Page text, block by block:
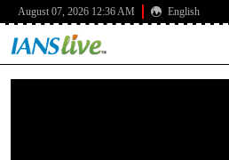
August 07, 2026 12:36 AM English